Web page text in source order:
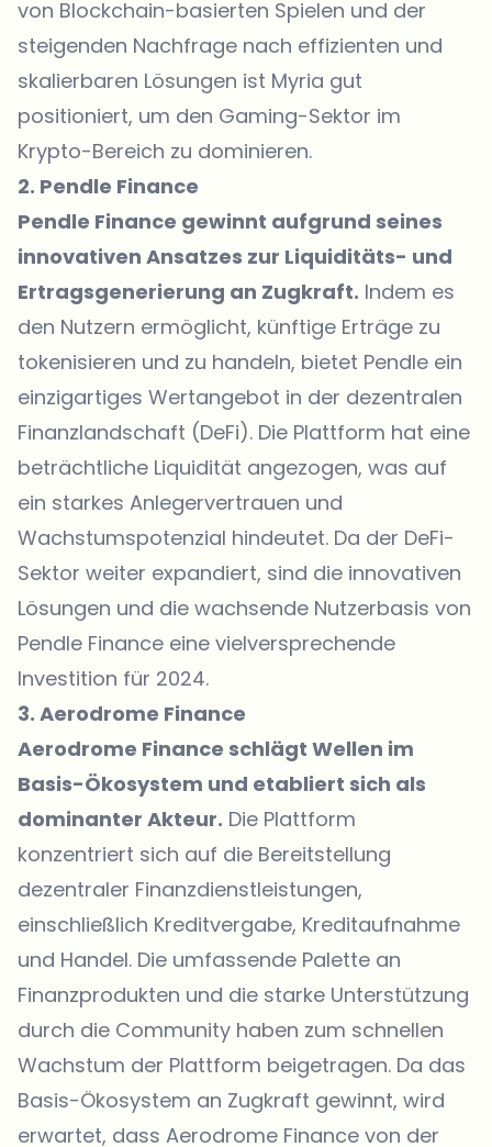
von Blockchain-basierten Spielen und der
steigenden Nachfrage nach effizienten und
skalierbaren Lösungen ist Myria gut
positioniert, um den Gaming-Sektor im
Krypto-Bereich zu dominieren.
2. Pendle Finance
Pendle Finance gewinnt aufgrund seines
innovativen Ansatzes zur Liquiditäts- und
Ertragsgenerierung an Zugkraft. Indem es
den Nutzern ermöglicht, künftige Erträge zu
tokenisieren und zu handeln, bietet Pendle ein
einzigartiges Wertangebot in der dezentralen
Finanzlandschaft (DeFi). Die Plattform hat eine
beträchtliche Liquidität angezogen, was auf
ein starkes Anlegervertrauen und
Wachstumspotenzial hindeutet. Da der DeFi-
Sektor weiter expandiert, sind die innovativen
Lösungen und die wachsende Nutzerbasis von
Pendle Finance eine vielversprechende
Investition für 2024.
3. Aerodrome Finance
Aerodrome Finance schlägt Wellen im
Basis-Ökosystem und etabliert sich als
dominanter Akteur. Die Plattform
konzentriert sich auf die Bereitstellung
dezentraler Finanzdienstleistungen,
einschließlich Kreditvergabe, Kreditaufnahme
und Handel. Die umfassende Palette an
Finanzprodukten und die starke Unterstützung
durch die Community haben zum schnellen
Wachstum der Plattform beigetragen. Da das
Basis-Ökosystem an Zugkraft gewinnt, wird
erwartet, dass Aerodrome Finance von der